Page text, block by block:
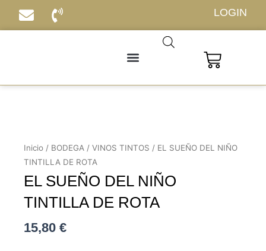
LOGIN
Carrito
Inicio / BODEGA / VINOS TINTOS / EL SUEÑO DEL NIÑO
TINTILLA DE ROTA
EL SUEÑO DEL NIÑO
TINTILLA DE ROTA
15,80 €